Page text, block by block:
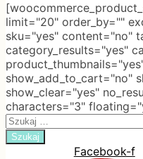
limit="20" order_by=""
sku="yes" content="no"
category_results="yes"
show_add_to_cart="no"
show_clear="yes"
characters="3"
Search
for:
Facebook-f